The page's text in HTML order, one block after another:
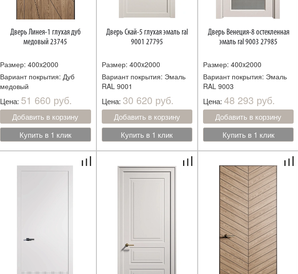
Дверь Линея-1 глухая дуб
медовый 23745
Размер: 400x2000
Вариант покрытия: Дуб
медовый
Цена: 51 660 руб.
Добавить в корзину
Купить в 1 клик
Дверь Скай-5 глухая эмаль ral
9001 27795
Размер: 400x2000
Вариант покрытия: Эмаль
RAL 9001
Цена: 30 620 руб.
Добавить в корзину
Купить в 1 клик
Дверь Венеция-8 остекленная
эмаль ral 9003 27985
Размер: 400x2000
Вариант покрытия: Эмаль
RAL 9003
Цена: 48 293 руб.
Добавить в корзину
Купить в 1 клик